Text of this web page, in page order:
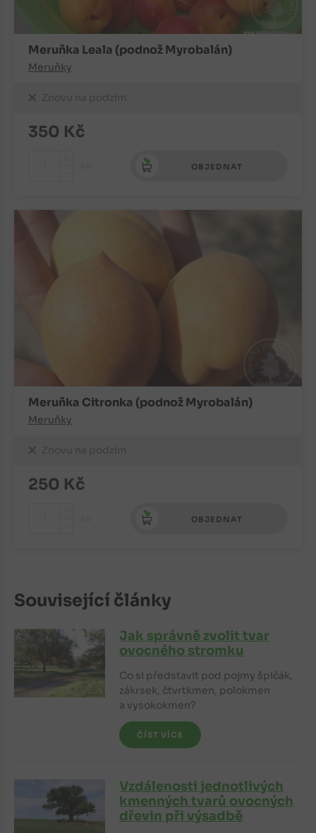
Meruňka Leala (podnož Myrobalán)
Meruňky
Znovu na podzim
350 Kč
OBJEDNAT
Meruňka Citronka (podnož Myrobalán)
Meruňky
Znovu na podzim
250 Kč
OBJEDNAT
Související články
Jak správně zvolit tvar
ovocného stromku
Co si představit pod pojmy špičák,
zákrsek, čtvrtkmen, polokmen
a vysokokmen?
ČÍST VÍCE
Vzdálenosti jednotlivých
kmenných tvarů ovocných
dřevin při výsadbě